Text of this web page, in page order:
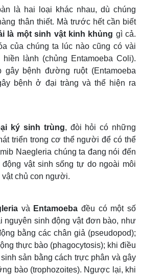
là hai loại khác nhau, dù chúng
thân thiết. Mà trước hết cần biết
là một sinh vật kinh khủng gì cả.
của chúng ta lúc nào cũng có vài
lành (chủng Entamoeba Coli).
gây bệnh đường ruột (Entamoeba
bệnh ở đại tràng và thể hiện ra
ký sinh trùng, đòi hỏi có những
triển trong cơ thể người để có thể
Naegleria chúng ta đang nói đến
động vật sinh sống tự do ngoài môi
chủ con người.
và Entamoeba đều có một số
nguyên sinh động vật đơn bào, như
bằng các chân giả (pseudopod);
thực bào (phagocytosis); khi điều
sản bằng cách trực phân và gây
bào (trophozoites). Ngược lại, khi